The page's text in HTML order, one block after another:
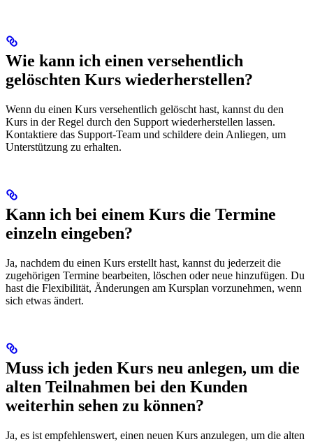
Wie kann ich einen versehentlich
gelöschten Kurs wiederherstellen?
Wenn du einen Kurs versehentlich gelöscht hast, kannst du den
Kurs in der Regel durch den Support wiederherstellen lassen.
Kontaktiere das Support-Team und schildere dein Anliegen, um
Unterstützung zu erhalten.
Kann ich bei einem Kurs die Termine
einzeln eingeben?
Ja, nachdem du einen Kurs erstellt hast, kannst du jederzeit die
zugehörigen Termine bearbeiten, löschen oder neue hinzufügen. Du
hast die Flexibilität, Änderungen am Kursplan vorzunehmen, wenn
sich etwas ändert.
Muss ich jeden Kurs neu anlegen, um die
alten Teilnahmen bei den Kunden
weiterhin sehen zu können?
Ja, es ist empfehlenswert, einen neuen Kurs anzulegen, um die alten